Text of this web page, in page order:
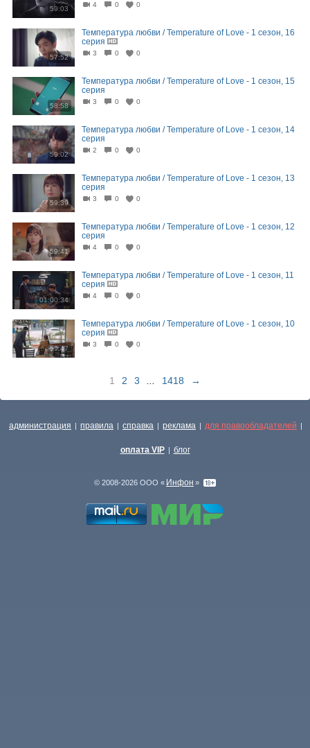
59:03
4 0 0
57:52
Температура любви / Temperature of Love - 1 сезон, 16
серия
3 0 0
58:58
Температура любви / Temperature of Love - 1 сезон, 15
серия
3 0 0
59:02
Температура любви / Temperature of Love - 1 сезон, 14
серия
2 0 0
59:39
Температура любви / Temperature of Love - 1 сезон, 13
серия
3 0 0
59:41
Температура любви / Temperature of Love - 1 сезон, 12
серия
4 0 0
01:00:34
Температура любви / Temperature of Love - 1 сезон, 11
серия
4 0 0
59:47
Температура любви / Temperature of Love - 1 сезон, 10
серия
3 0 0
1 2 3 1418 →
администрация | правила | справка | реклама | для правообладателей |
оплата VIP | блог
© 2008-2026 ООО « Инфон »